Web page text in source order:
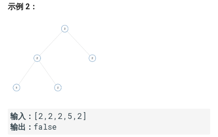
15. 二进制中 1 的个数
16. 数值的整数次方
17. 打印从 1 到最大的 n 位数
18. 删除链表的节点
20. 表示数值的字符串
13. 二维子矩阵的和
14. 字符串中的变位词
15. 字符串中的所有变位词
16. 不含重复字符的最长子字
符串
17. 含有所有字符的最短字符
串
2.5. 链表求和
2.7. 链表相交
3.2. 栈的最小值
示例 2：
输入：
输出：